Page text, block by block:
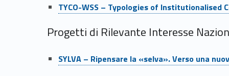
a
b
TYCO-WSS – Typologies of Institutionalised
Progetti di Rilevante Interesse
Link identifier #identifier__56917-
SYLVA – Ripensare la «selva». Verso una